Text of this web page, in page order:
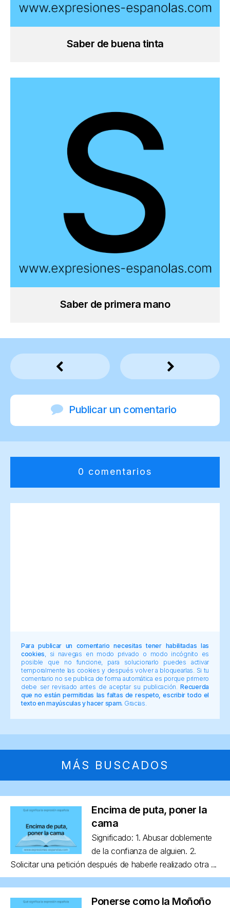
Saber de buena tinta
Saber de primera mano
Publicar un comentario
0 comentarios
Para publicar un comentario necesitas tener habilitadas las
cookies , si navegas en modo privado o modo incógnito es
posible que no funcione, para solucionarlo puedes activar
temporalmente las cookies y después volver a bloquearlas. Si tu
comentario no se publica de forma automática es porque primero
debe ser revisado antes de aceptar su publicación.Recuerda
que no están permitidas las faltas de respeto, escribir todo el
texto en mayúsculas y hacer spam. Gracias.
MÁS BUSCADOS
Encima de puta, poner la
cama
Significado: 1. Abusar doblemente
de la confianza de alguien. 2.
Solicitar una petición después de haberle realizado otra ...
Ponerse como la Moñoño